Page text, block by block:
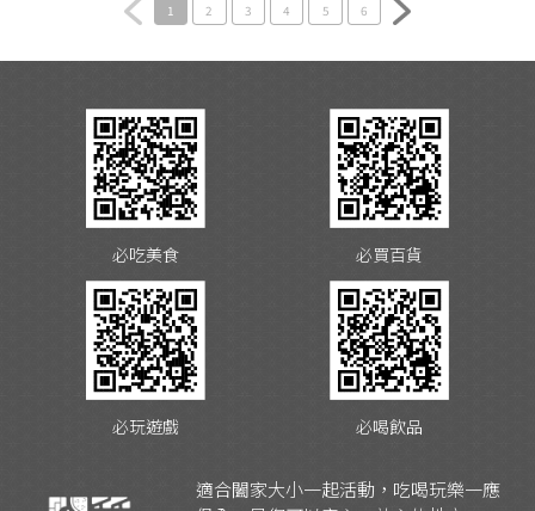
1 2 3 4 5 6
必吃美食 必買百貨
必玩遊戲 必喝飲品
適合闔家大小一起活動，吃喝玩樂一應